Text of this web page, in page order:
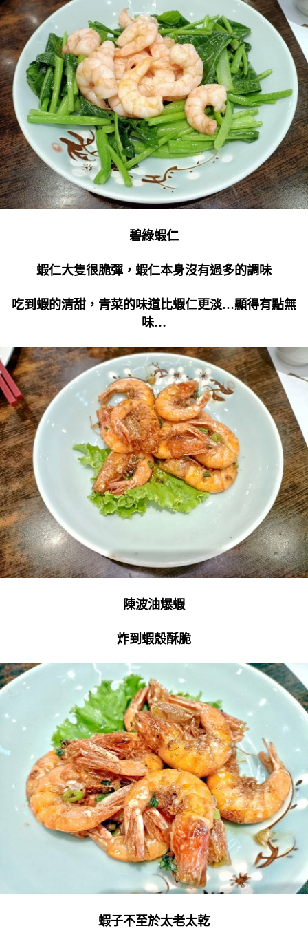
碧綠蝦仁
蝦仁大隻很脆彈，蝦仁本身沒有過多的調味
吃到蝦的清甜，青菜的味道比蝦仁更淡…顯得有點無
味…
陳波油爆蝦
炸到蝦殼酥脆
蝦子不至於太老太乾